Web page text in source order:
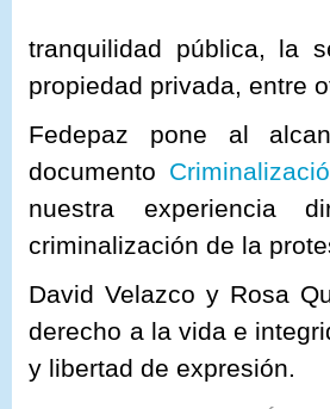
tranquilidad pública, la
propiedad privada, entre
Fedepaz pone al
documento
nuestra experiencia
criminalización de la
David Velazco y Rosa
derecho a la vida e
y libertad de expresión.